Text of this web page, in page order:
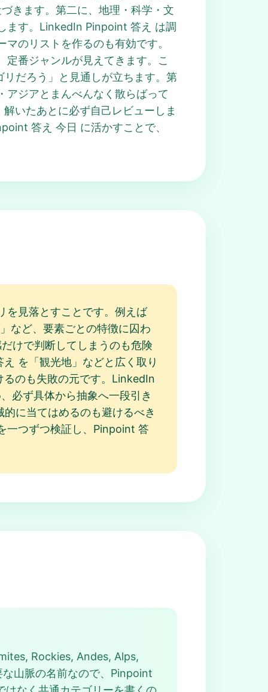
きます。第二に、地理・科学・文
ます。LinkedIn Pinpoint 答え は調
のリストを作るのも有効です。
番ジャンルが見えてきます。こ
だろう」と見通しが立ちます。第
アジアとまんべんなく散らばって
いたあとに必ず自己レビューしま
答え 今日 に活かすことで、
を見落とすことです。例えば
など、要素ごとの特徴に囚わ
けで判断してしまうのも危険
を「観光地」などと広く取り
のも失敗の元です。LinkedIn
必ず具体から抽象へ一段引き
に当てはめるのも避けるべき
一つずつ検証し、Pinpoint 答
Rockies, Andes, Alps,
山脈の名前なので、Pinpoint